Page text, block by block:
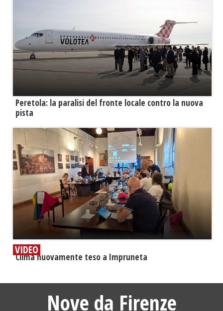
Peretola: la paralisi del fronte locale contro la nuova
pista
VIDEO
​Clima nuovamente teso a Impruneta
Nove da Firenze